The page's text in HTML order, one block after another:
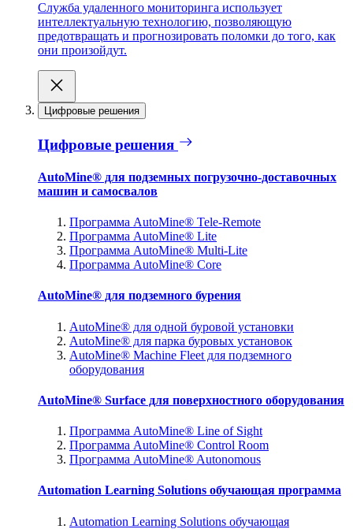
Служба удаленного мониторинга использует
интеллектуальную технологию, позволяющую
предотвращать и прогнозировать поломки до того, как
они произойдут.
Цифровые решения
Цифровые решения
AutoMine® для подземных погрузочно-доставочных
машин и самосвалов
Программа AutoMine® Tele-Remote
Программа AutoMine® Lite
Программа AutoMine® Multi-Lite
Программа AutoMine® Core
AutoMine® для подземного бурения
AutoMine® для одной буровой установки
AutoMine® для парка буровых установок
AutoMine® Machine Fleet для подземного
оборудования
AutoMine® Surface для поверхностного оборудования
Программа AutoMine® Line of Sight
Программа AutoMine® Control Room
Программа AutoMine® Autonomous
Automation Learning Solutions обучающая программа
Automation Learning Solutions обучающая